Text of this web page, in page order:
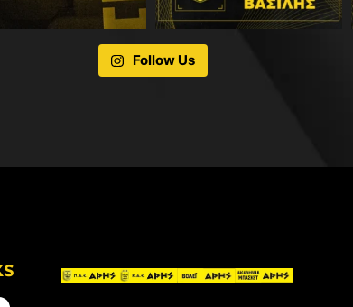
Follow Us